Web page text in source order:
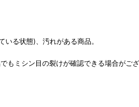
る状態)、汚れがある商品。
ミシン目の裂けが確認できる場合がござ